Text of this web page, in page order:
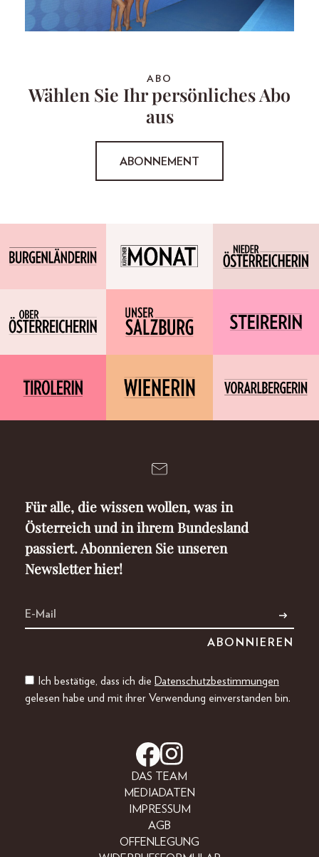
ABO
Wählen Sie Ihr persönliches Abo
aus
ABONNEMENT
Für alle, die wissen wollen, was in
Österreich und in ihrem Bundesland
passiert. Abonnieren Sie unseren
Newsletter hier!
Ich bestätige, dass ich die Datenschutzbestimmungen
gelesen habe und mit ihrer Verwendung einverstanden bin.
DAS TEAM
MEDIADATEN
IMPRESSUM
AGB
OFFENLEGUNG